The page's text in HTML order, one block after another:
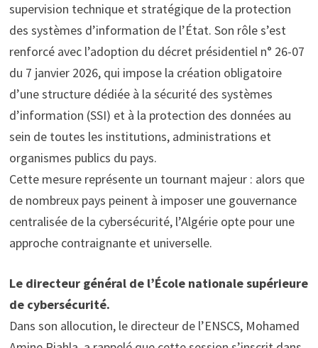
supervision technique et stratégique de la protection
des systèmes d’information de l’État. Son rôle s’est
renforcé avec l’adoption du décret présidentiel n° 26-07
du 7 janvier 2026, qui impose la création obligatoire
d’une structure dédiée à la sécurité des systèmes
d’information (SSI) et à la protection des données au
sein de toutes les institutions, administrations et
organismes publics du pays.
Cette mesure représente un tournant majeur : alors que
de nombreux pays peinent à imposer une gouvernance
centralisée de la cybersécurité, l’Algérie opte pour une
approche contraignante et universelle.
Le directeur général de l’École nationale supérieure
de cybersécurité.
Dans son allocution, le directeur de l’ENSCS, Mohamed